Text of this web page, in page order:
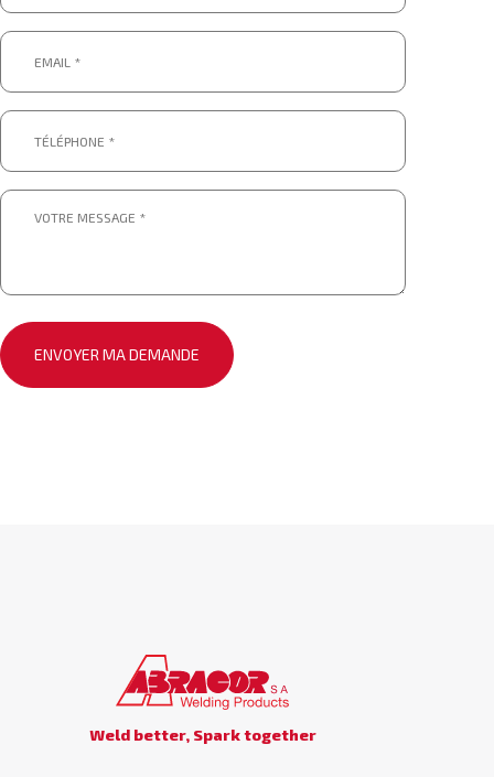
Email
Téléphone
Message
Weld better, Spark together